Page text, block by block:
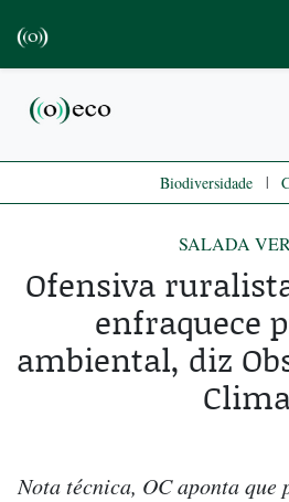
Biodiversidade |
SALADA
Ofensiva
enfraquece
ambiental, diz
Nota técnica, OC aponta que